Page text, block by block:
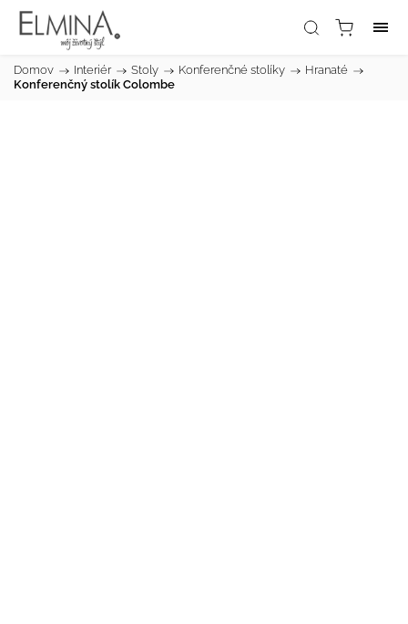
Domov / Interiér / Stoly / Konferenčné stolíky / Hranaté /
Konferenčný stolík Colombe